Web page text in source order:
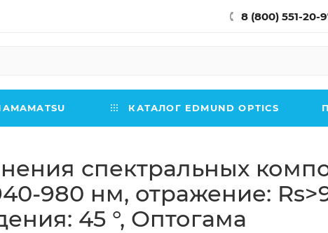
8 (800) 551-20-
КАТАЛОГ EDMUND OPTICS
спектральных
980 нм, отражение:
45 °, Оптогама